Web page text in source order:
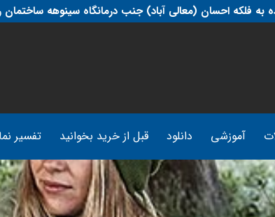
فلکه احسان (معالی آباد) جنب درمانگاه سینوهه ساختمان
آموزشی دانلود قبل از خرید بخوانید تفسیر